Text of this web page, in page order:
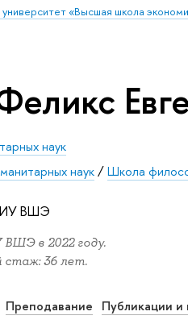
«Высшая школа
наук
наук/Школа
ВШЭ
в 2022 году.
стаж: 36 лет.
Преподавание Публикации и